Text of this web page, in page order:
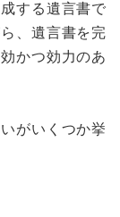
する遺言書で
、遺言書を完
かつ効力のあ
がいくつか挙